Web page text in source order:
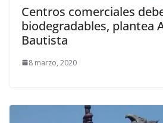
Centros comerciales
biodegradables, plantea
Bautista
8 marzo, 2020